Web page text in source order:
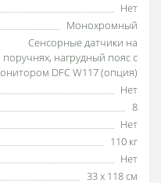
Нет
Монохромный
Сенсорные датчики на
поручнях, нагрудный пояс с
DFC W117 (опция)
Нет
8
Нет
110 кг
Нет
33 х 118 см